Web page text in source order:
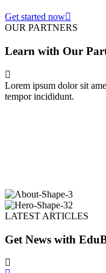
Get started now
OUR PARTNERS
Learn with Our
Lorem ipsum dolor sit
tempor incididunt.
LATEST ARTICLES
Get News with